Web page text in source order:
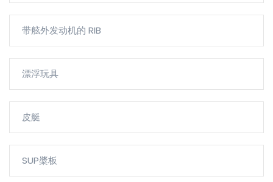
带舷外发动机的 RIB
漂浮玩具
皮艇
SUP槳板